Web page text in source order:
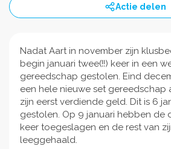
Actie delen
Nadat Aart in november zijn
begin januari twee(!!) keer in een
gereedschap gestolen. Eind
een hele nieuwe set gereedschap
zijn eerst verdiende geld. Dit is 6
gestolen. Op 9 januari hebben de
keer toegeslagen en de rest van
leeggehaald.